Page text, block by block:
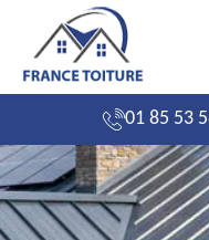
01 85 53